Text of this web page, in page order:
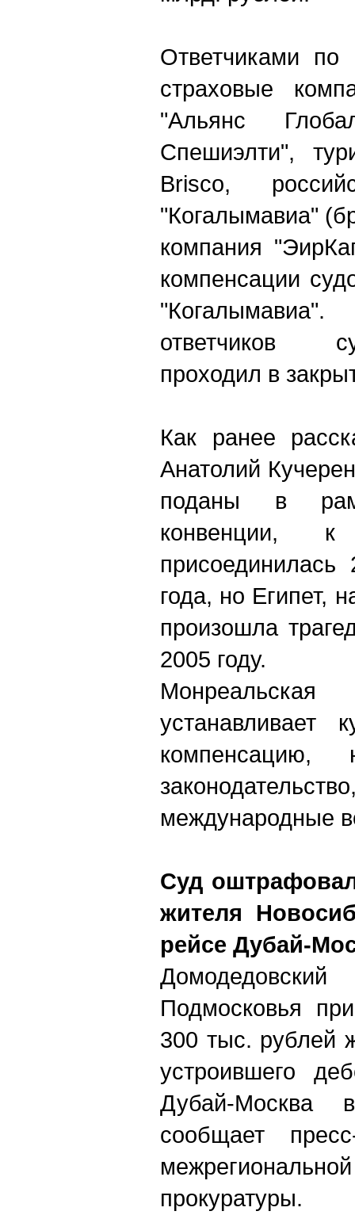
Ответчиками
страховые
"Альянс
Спешиэлти",
Brisco,
"Когалымавиа"
компания
компенсации
ответчиков
проходил в
Как ранее
Анатолий
поданы в
конвенции,
присоединилась
года, но Египет,
произошла
2005 году.
устанавливает
компенсацию,
международные
Суд
жителя
рейсе Дубай-
Подмосковья
300 тыс. рублей
устроившего
Дубай-
сообщает
прокуратуры.